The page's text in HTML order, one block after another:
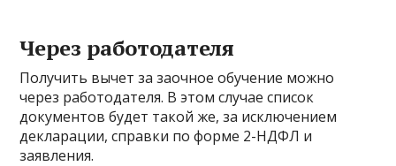
Через работодателя
Получить вычет за заочное обучение можно
через работодателя. В этом случае список
документов будет такой же, за исключением
декларации, справки по форме 2-НДФЛ и
заявления.